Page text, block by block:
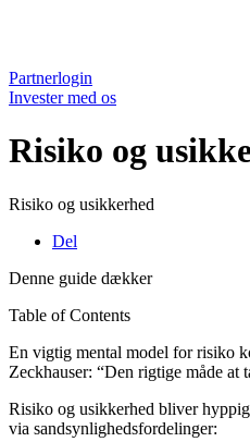
Partnerlogin
Invester med os
Risiko og
Risiko og usikkerhed
Del
Denne guide dækker
Table of Contents
En vigtig mental model for risiko
Zeckhauser: “Den rigtige måde at
Risiko og usikkerhed bliver
via sandsynlighedsfordelinger: